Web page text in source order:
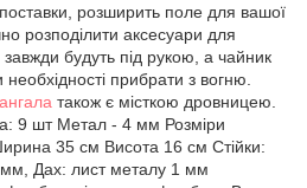
розширить поле для вашої
розподілити аксесуари для
будуть під рукою, а чайник
прибрати з вогню.
також є місткою дровницею.
9 шт Метал - 4 мм Розміри
35 см Висота 16 см Стійки:
Дах: лист металу 1 мм